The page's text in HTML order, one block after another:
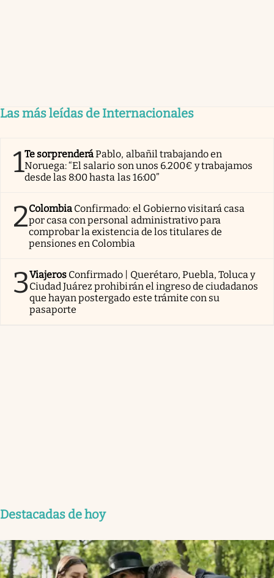
Las más leídas de Internacionales
1Te sorprenderáPablo, albañil trabajando en
Noruega: “El salario son unos 6.200€ y trabajamos
desde las 8:00 hasta las 16:00”
2Colombia Confirmado: el Gobierno visitará casa
por casa con personal administrativo para
comprobar la existencia de los titulares de
pensiones en Colombia
3Viajeros Confirmado | Querétaro, Puebla, Toluca y
Ciudad Juárez prohibirán el ingreso de ciudadanos
que hayan postergado este trámite con su
pasaporte
Destacadas de hoy